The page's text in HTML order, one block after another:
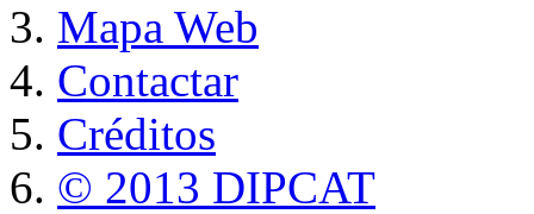
Mapa Web
Contactar
Créditos
© 2013 DIPCAT